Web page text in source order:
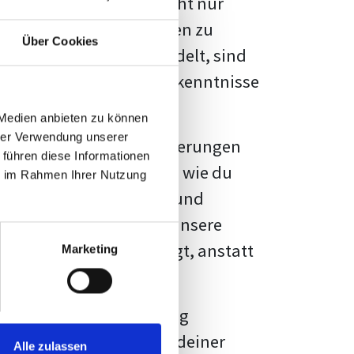
Über Cookies
anbieten zu können
Verwendung unserer
diese Informationen
Rahmen Ihrer Nutzung
Marketing
Alle zulassen
Fakten und Quellen zu
handelt, sind
und Erkenntnisse
vor diesen Herausforderungen
kannst, sondern auch, wie du
Formatierung und
Erwartungen, und unsere
Vorlage zeigt, anstatt
große Herausforderung
wird die Formatierung deiner